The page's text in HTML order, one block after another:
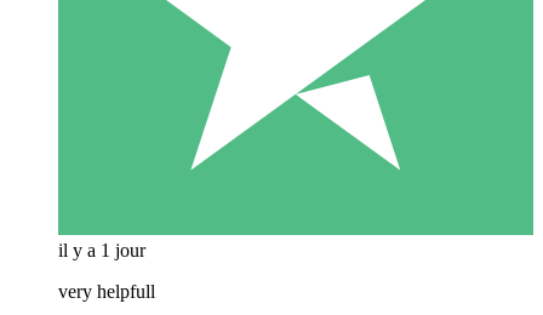
il y a 1 jour
very helpfull